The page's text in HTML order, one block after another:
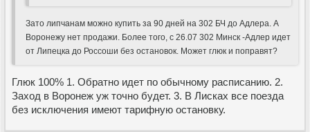
Зато липчанам можно купить за 90 дней на 302 БЧ до Адлера. А
Воронежу нет продажи. Более того, с 26.07 302 Минск -Адлер идет
от Липецка до Россоши без остановок. Может глюк и поправят?
Глюк 100% 1. Обратно идет по обычному расписанию. 2.
Заход в Воронеж уж точно будет. 3. В Лисках все поезда
без исключения имеют тарифную остановку.